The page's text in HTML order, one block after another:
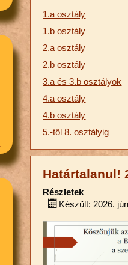
1.a osztály
1.b osztály
2.a osztály
2.b osztály
3.a és 3.b osztályok
4.a osztály
4.b osztály
5.-től 8. osztályig
Határtalanul!
Részletek
Készült: 2026.